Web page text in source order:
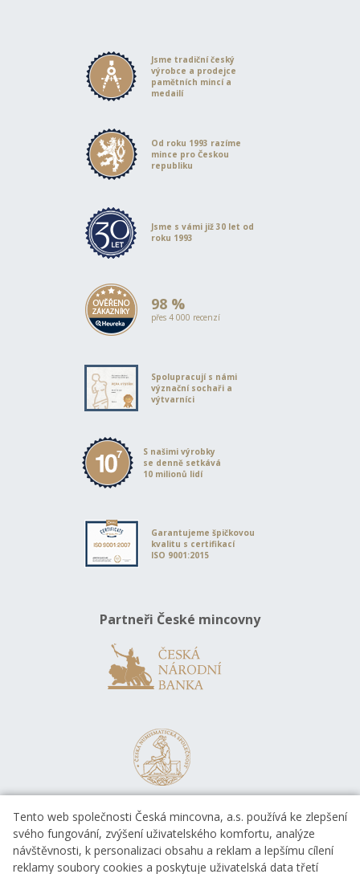
Jsme tradiční český
výrobce a prodejce
pamětních mincí a
medailí
Od roku 1993 razíme
mince pro Českou
republiku
Jsme s vámi již 30 let od
roku 1993
98 %
přes 4 000 recenzí
Spolupracují s námi
význační sochaři a
výtvarníci
S našimi výrobky
se denně setkává
10 milionů lidí
Garantujeme špičkovou
kvalitu s certifikací
ISO 9001:2015
Partneři České mincovny
Tento web společnosti Česká mincovna, a.s. používá ke zlepšení
svého fungování, zvýšení uživatelského komfortu, analýze
návštěvnosti, k personalizaci obsahu a reklam a lepšímu cílení
reklamy soubory cookies a poskytuje uživatelská data třetí